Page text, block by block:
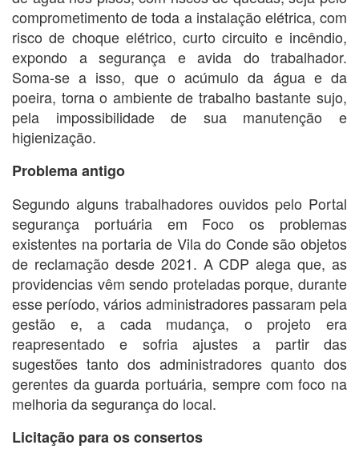
comprometimento de toda a instalação elétrica, com
risco de choque elétrico, curto circuito e incêndio,
expondo a segurança e avida do trabalhador.
Soma-se a isso, que o acúmulo da água e da
poeira, torna o ambiente de trabalho bastante sujo,
pela impossibilidade de sua manutenção e
higienização.
Problema antigo
Segundo alguns trabalhadores ouvidos pelo Portal
segurança portuária em Foco os problemas
existentes na portaria de Vila do Conde são objetos
de reclamação desde 2021. A CDP alega que, as
providencias vêm sendo proteladas porque, durante
esse período, vários administradores passaram pela
gestão e, a cada mudança, o projeto era
reapresentado e sofria ajustes a partir das
sugestões tanto dos administradores quanto dos
gerentes da guarda portuária, sempre com foco na
melhoria da segurança do local.
Licitação para os consertos